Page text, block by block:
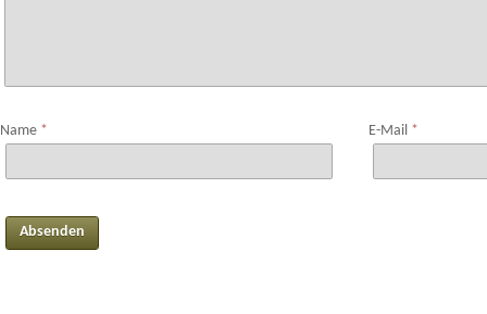
Name * E-Mail *